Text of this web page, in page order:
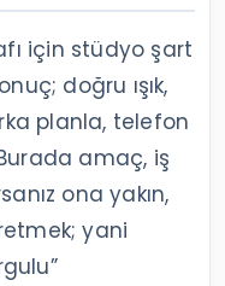
için stüdyo şart
doğru ışık,
planla, telefon
amaç, iş
ona yakın,
yani